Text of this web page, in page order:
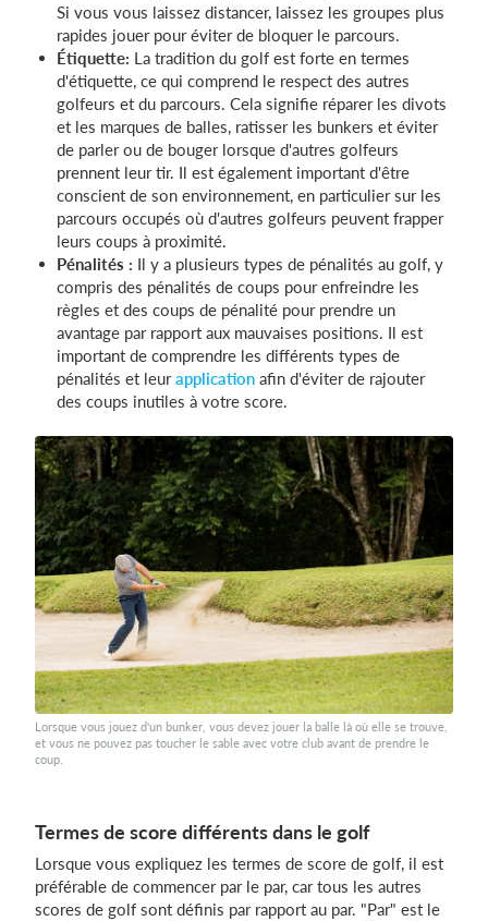
Si vous vous laissez distancer, laissez les groupes plus
rapides jouer pour éviter de bloquer le parcours.
Étiquette: La tradition du golf est forte en termes
d'étiquette, ce qui comprend le respect des autres
golfeurs et du parcours. Cela signifie réparer les divots
et les marques de balles, ratisser les bunkers et éviter
de parler ou de bouger lorsque d'autres golfeurs
prennent leur tir. Il est également important d'être
conscient de son environnement, en particulier sur les
parcours occupés où d'autres golfeurs peuvent frapper
leurs coups à proximité.
Pénalités : Il y a plusieurs types de pénalités au golf, y
compris des pénalités de coups pour enfreindre les
règles et des coups de pénalité pour prendre un
avantage par rapport aux mauvaises positions. Il est
important de comprendre les différents types de
pénalités et leurapplication afin d'éviter de rajouter
des coups inutiles à votre score.
Lorsque vous jouez d'un bunker, vous devez jouer la balle là où elle se trouve,
et vous ne pouvez pas toucher le sable avec votre club avant de prendre le
coup.
Termes de score différents dans le golf
Lorsque vous expliquez les termes de score de golf, il est
préférable de commencer par le par, car tous les autres
scores de golf sont définis par rapport au par. "Par" est le